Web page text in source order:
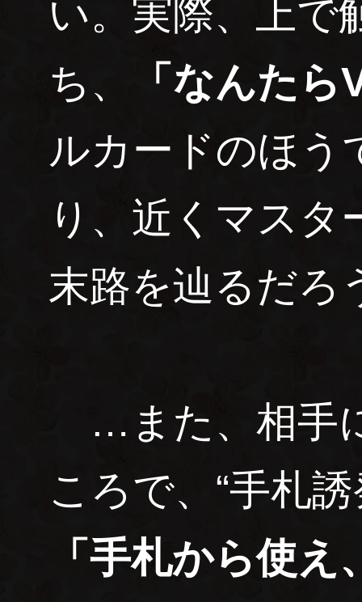
い。実際、上で
ち、
「なんた
ルカードのほう
り、近くマスタ
末路を辿るだろ
…また、相手
ころで、“手札
「手札から使